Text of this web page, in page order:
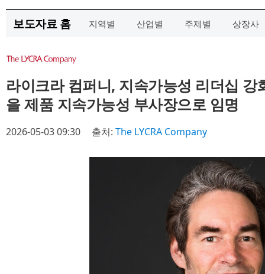
보도자료 홈 지역별 산업별 주제별 상장사
라이크라 컴퍼니, 지속가능성 리더십
을 제품 지속가능성 부사장으로 임명
2026-05-03 09:30 출처: The LYCRA Company